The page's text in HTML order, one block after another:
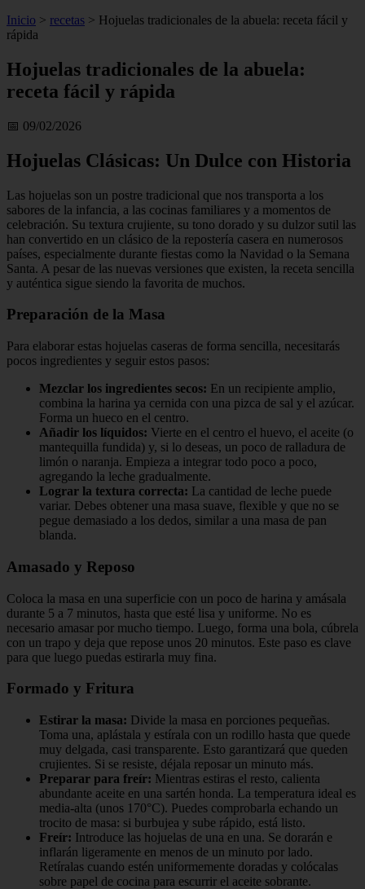
Inicio > recetas > Hojuelas tradicionales de la abuela: receta fácil y
rápida
Hojuelas tradicionales de la abuela:
receta fácil y rápida
📅 09/02/2026
Hojuelas Clásicas: Un Dulce con Historia
Las hojuelas son un postre tradicional que nos transporta a los
sabores de la infancia, a las cocinas familiares y a momentos de
celebración. Su textura crujiente, su tono dorado y su dulzor sutil las
han convertido en un clásico de la repostería casera en numerosos
países, especialmente durante fiestas como la Navidad o la Semana
Santa. A pesar de las nuevas versiones que existen, la receta sencilla
y auténtica sigue siendo la favorita de muchos.
Preparación de la Masa
Para elaborar estas hojuelas caseras de forma sencilla, necesitarás
pocos ingredientes y seguir estos pasos:
Mezclar los ingredientes secos: En un recipiente amplio,
combina la harina ya cernida con una pizca de sal y el azúcar.
Forma un hueco en el centro.
Añadir los líquidos: Vierte en el centro el huevo, el aceite (o
mantequilla fundida) y, si lo deseas, un poco de ralladura de
limón o naranja. Empieza a integrar todo poco a poco,
agregando la leche gradualmente.
Lograr la textura correcta: La cantidad de leche puede
variar. Debes obtener una masa suave, flexible y que no se
pegue demasiado a los dedos, similar a una masa de pan
blanda.
Amasado y Reposo
Coloca la masa en una superficie con un poco de harina y amásala
durante 5 a 7 minutos, hasta que esté lisa y uniforme. No es
necesario amasar por mucho tiempo. Luego, forma una bola, cúbrela
con un trapo y deja que repose unos 20 minutos. Este paso es clave
para que luego puedas estirarla muy fina.
Formado y Fritura
Estirar la masa: Divide la masa en porciones pequeñas.
Toma una, aplástala y estírala con un rodillo hasta que quede
muy delgada, casi transparente. Esto garantizará que queden
crujientes. Si se resiste, déjala reposar un minuto más.
Preparar para freír: Mientras estiras el resto, calienta
abundante aceite en una sartén honda. La temperatura ideal es
media-alta (unos 170°C). Puedes comprobarla echando un
trocito de masa: si burbujea y sube rápido, está listo.
Freír: Introduce las hojuelas de una en una. Se dorarán e
inflarán ligeramente en menos de un minuto por lado.
Retíralas cuando estén uniformemente doradas y colócalas
sobre papel de cocina para escurrir el aceite sobrante.